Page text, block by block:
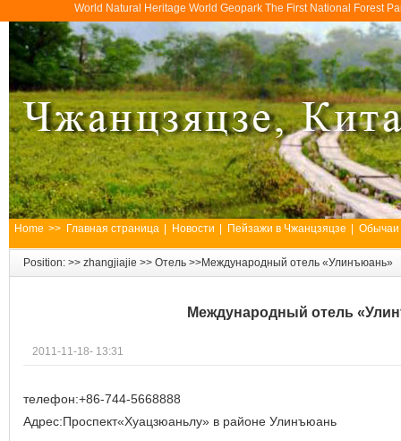
World Natural Heritage World Geopark The First National
Home >> Главная страница Новости Пейзажи в Чжанцзяцзе Обычаи
Position: >> zhangjiajie >> Отель >>Международный отель «Улинъюань»
Международный отель
2011-11-18- 13:31
телефон:+86-744-5668888
Адрес:Проспект«Хуацзюаньлу» в районе Улинъюань